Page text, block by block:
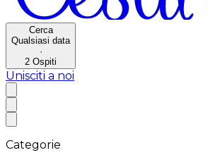
Cerca
Qualsiasi data
·
2 Ospiti
Unisciti a noi
Categorie